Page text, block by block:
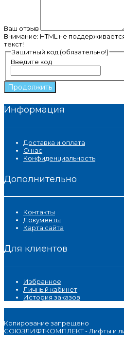
Ваш отзыв
Внимание: HTML не
текст!
Защитный код (обязательно!)
Введите код
Продолжить
Информация
Доставка и оплата
О нас
Конфиденциальность
Дополнительно
Контакты
Документы
Карта сайта
Для клиентов
Избранное
Личный кабинет
История заказов
Копирование запрещено
СОЮЗЛИФТКОМПЛЕКТ - Лифты и